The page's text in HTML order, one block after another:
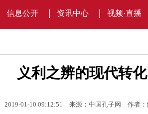
信息公开 资讯中心 视频·直播
义利之辨的现代转化
2019-01-10 09:12:51 来源：中国孔子网 作者